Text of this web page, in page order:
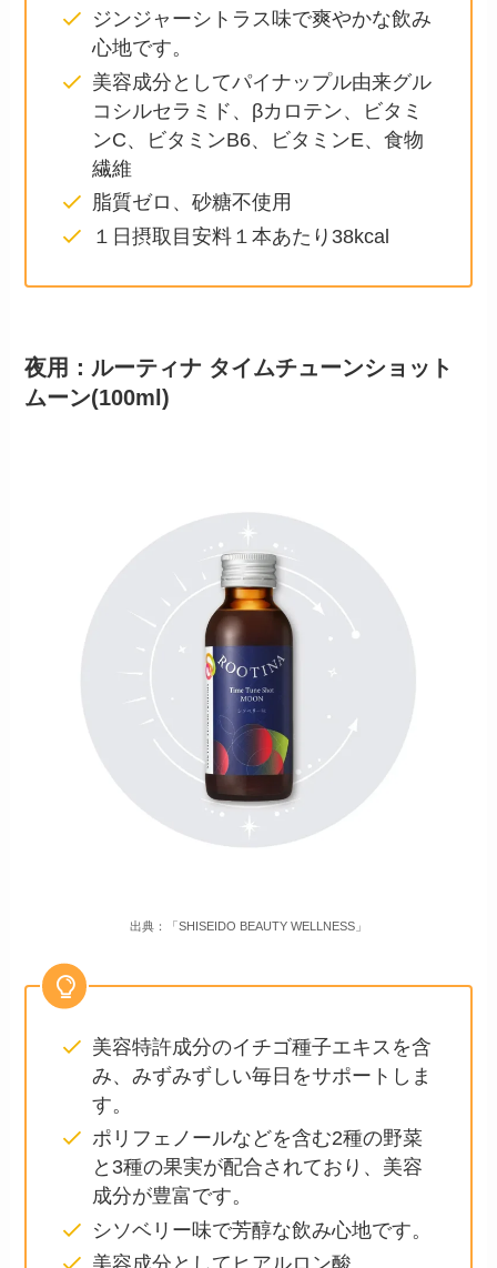
ジンジャーシトラス味で爽やかな飲み
心地です。
美容成分としてパイナップル由来グル
コシルセラミド、βカロテン、ビタミ
ンC、ビタミンB6、ビタミンE、食物
繊維
脂質ゼロ、砂糖不使用
１日摂取目安料１本あたり38kcal
夜用：ルーティナ タイムチューンショット
ムーン(100ml)
出典：「SHISEIDO BEAUTY WELLNESS」
美容特許成分のイチゴ種子エキスを含
み、みずみずしい毎日をサポートしま
す。
ポリフェノールなどを含む2種の野菜
と3種の果実が配合されており、美容
成分が豊富です。
シソベリー味で芳醇な飲み心地です。